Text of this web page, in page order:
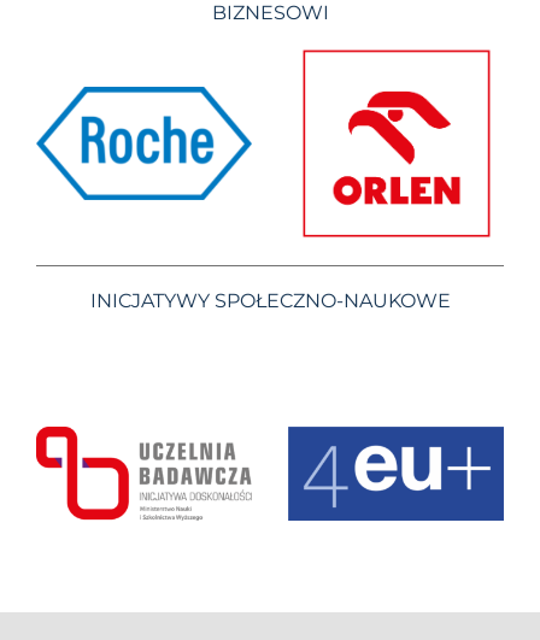
BIZNESOWI
INICJATYWY SPOŁECZNO-NAUKOWE